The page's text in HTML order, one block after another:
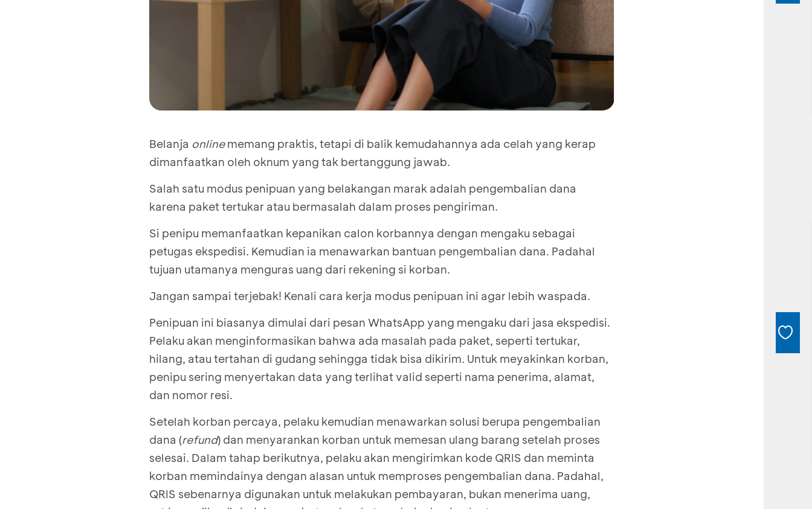
Belanja onlinememang praktis, tetapi di balik kemudahannya ada celah yang kerap
dimanfaatkan oleh oknum yang tak bertanggung jawab.
Salah satu modus penipuan yang belakangan marak adalah pengembalian dana
karena paket tertukar atau bermasalah dalam proses pengiriman.
Si penipu memanfaatkan kepanikan calon korbannya dengan mengaku sebagai
petugas ekspedisi. Kemudian ia menawarkan bantuan pengembalian dana. Padahal
tujuan utamanya menguras uang dari rekening si korban.
Jangan sampai terjebak! Kenali cara kerja modus penipuan ini agar lebih waspada.
Penipuan ini biasanya dimulai dari pesan WhatsApp yang mengaku dari jasa ekspedisi.
Pelaku akan menginformasikan bahwa ada masalah pada paket, seperti tertukar,
hilang, atau tertahan di gudang sehingga tidak bisa dikirim. Untuk meyakinkan korban,
penipu sering menyertakan data yang terlihat valid seperti nama penerima, alamat,
dan nomor resi.
Setelah korban percaya, pelaku kemudian menawarkan solusi berupa pengembalian
dana (refund) dan menyarankan korban untuk memesan ulang barang setelah proses
selesai. Dalam tahap berikutnya, pelaku akan mengirimkan kode QRIS dan meminta
korban memindainya dengan alasan untuk memproses pengembalian dana. Padahal,
QRIS sebenarnya digunakan untuk melakukan pembayaran, bukan menerima uang,